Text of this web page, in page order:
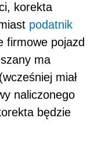
korekta
podatnik
firmowe pojazd
ma
miał
naliczonego
będzie